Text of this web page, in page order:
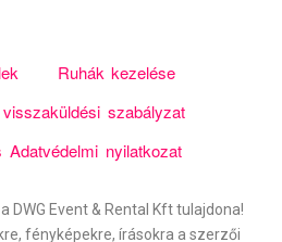
Ruhák kezelése
szabályzat
Adatvédelmi nyilatkozat
DWG Event & Rental Kfttulajdona!
fényképekre, írásokra a szerzői